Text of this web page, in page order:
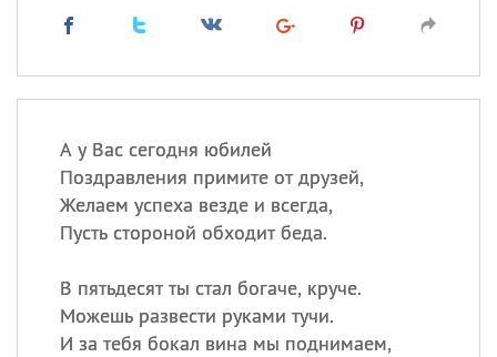
А у Вас сегодня юбилей
Поздравления примите от друзей,
Желаем успеха везде и всегда,
Пусть стороной обходит беда.
В пятьдесят ты стал богаче, круче.
Можешь развести руками тучи.
И за тебя бокал вина мы поднимаем,